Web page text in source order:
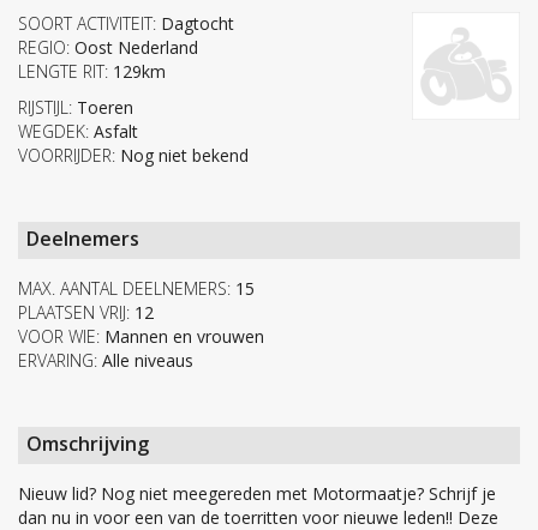
SOORT ACTIVITEIT: Dagtocht
REGIO: Oost Nederland
LENGTE RIT: 129km
RIJSTIJL: Toeren
WEGDEK: Asfalt
VOORRIJDER: Nog niet bekend
Deelnemers
MAX. AANTAL DEELNEMERS: 15
PLAATSEN VRIJ: 12
VOOR WIE: Mannen en vrouwen
ERVARING: Alle niveaus
Omschrijving
Nieuw lid? Nog niet meegereden met Motormaatje? Schrijf je
dan nu in voor een van de toerritten voor nieuwe leden!! Deze